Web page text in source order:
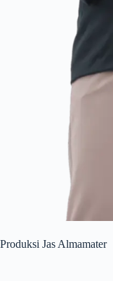
Produksi Jas Almamater